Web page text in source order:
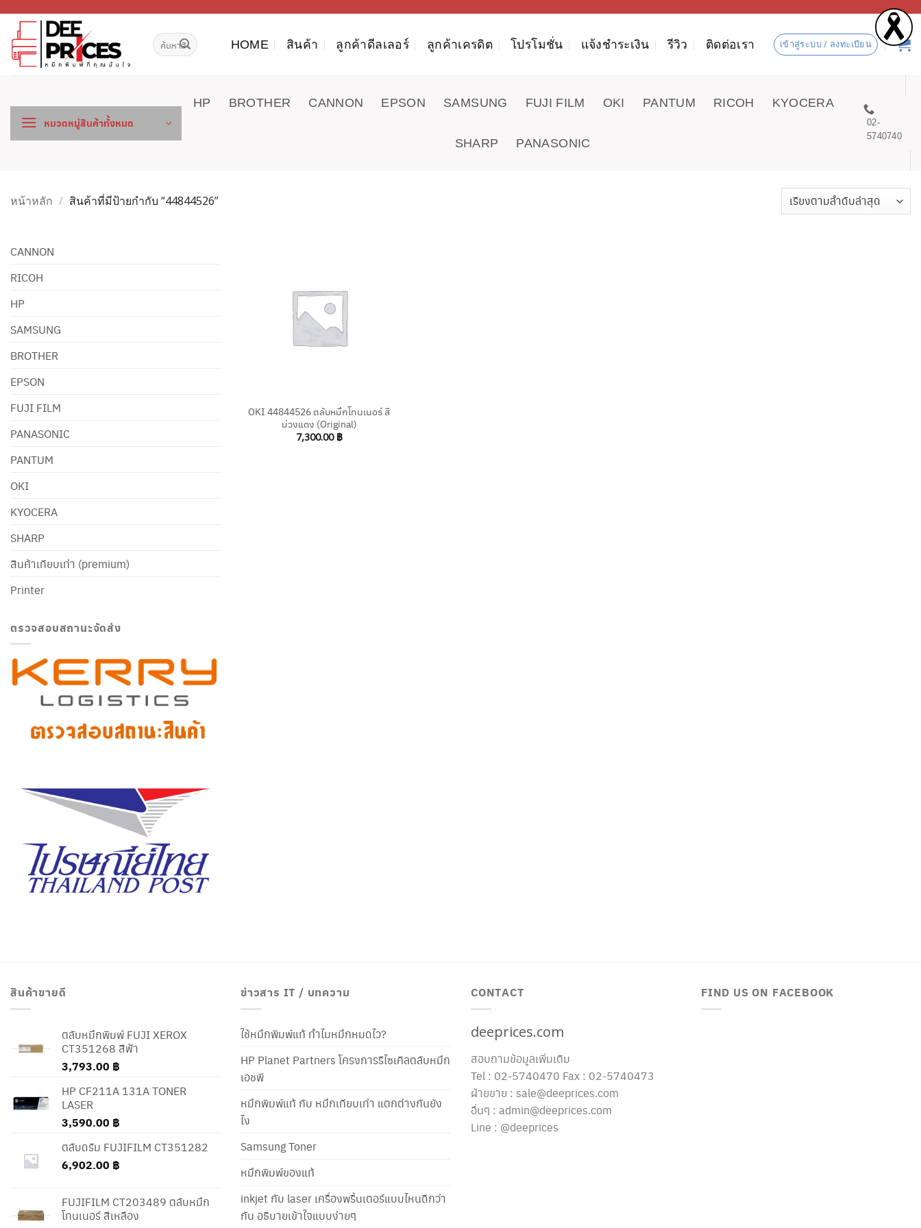
เนื้อหา
ค้นหา: HOME สินค้า ลูกค้าดีลเลอร์ ลูกค้าเครดิต โปรโมชั่น แจ้งชำระเงิน รีวิว ติดต่อเรา เข้าสู่ระบบ / ลงทะเบียน
หมวดหมู่สินค้าทั้งหมด
HP BROTHER CANNON EPSON SAMSUNG FUJI FILM OKI PANTUM RICOH KYOCERA
SHARP PANASONIC
02-
5740740
หน้าหลัก / สินค้าที่มีป้ายกำกับ “44844526”
CANNON
RICOH
HP
SAMSUNG
BROTHER
EPSON
FUJI FILM
PANASONIC
PANTUM
OKI
KYOCERA
SHARP
สินค้าเทียบเท่า (premium)
Printer
ตรวจสอบสถานะจัดส่ง
OKI 44844526 ตลับหมึกโทนเนอร์ สี
ม่วงแดง (Original)
7,300.00 ฿
สินค้าขายดี
ตลับหมึกพิมพ์ FUJI XEROX
CT351268 สีฟ้า
3,793.00 ฿
HP CF211A 131A TONER
LASER
3,590.00 ฿
ตลับดรัม FUJIFILM CT351282
6,902.00 ฿
FUJIFILM CT203489 ตลับหมึก
โทนเนอร์ สีเหลือง
ข่าวสาร IT / บทความ
ใช้หมึกพิมพ์แท้ ทำไมหมึกหมดไว?
HP Planet Partners โครงการรีไซเคิลตลับหมึก
เอชพี
หมึกพิมพ์แท้ กับ หมึกเทียบเท่า แตกต่างกันยัง
ไง
Samsung Toner
หมึกพิมพ์ของแท้
inkjet กับ laser เครื่องพริ้นเตอร์แบบไหนดีกว่า
กัน อธิบายเข้าใจแบบง่ายๆ
CONTACT
deeprices.com
สอบถามข้อมูลเพิ่มเติม
Tel : 02-5740470 Fax : 02-5740473
ฝ่ายขาย : sale@deeprices.com
อื่นๆ : admin@deeprices.com
Line : @deeprices
FIND US ON FACEBOOK